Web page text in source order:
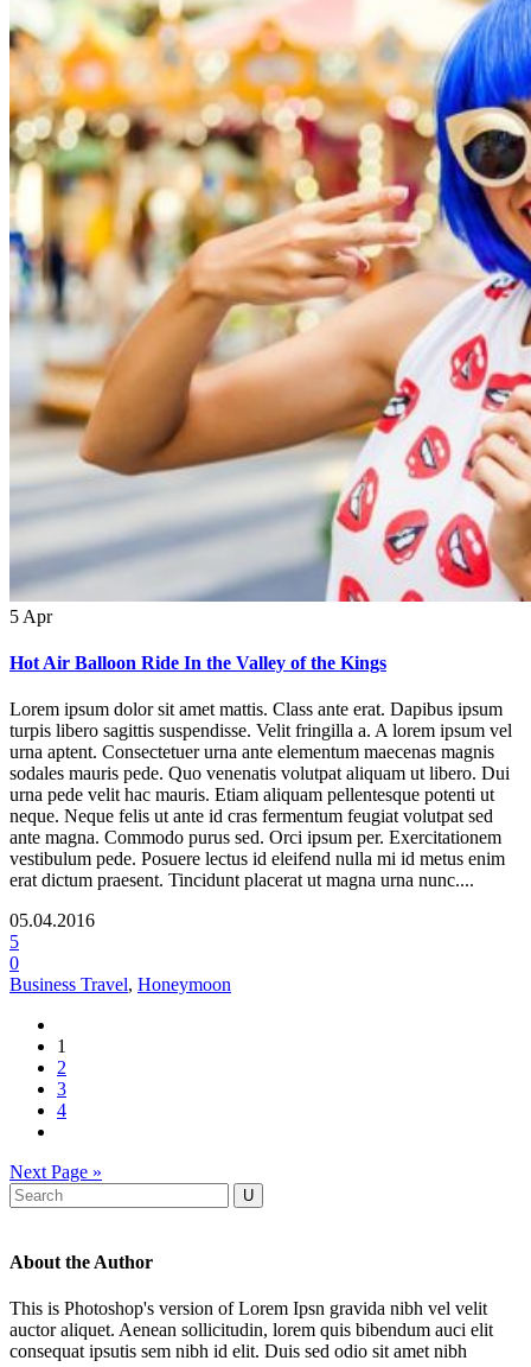
5 Apr
Hot Air Balloon Ride In the Valley of the Kings
Lorem ipsum dolor sit amet mattis. Class ante erat. Dapibus ipsum
turpis libero sagittis suspendisse. Velit fringilla a. A lorem ipsum vel
urna aptent. Consectetuer urna ante elementum maecenas magnis
sodales mauris pede. Quo venenatis volutpat aliquam ut libero. Dui
urna pede velit hac mauris. Etiam aliquam pellentesque potenti ut
neque. Neque felis ut ante id cras fermentum feugiat volutpat sed
ante magna. Commodo purus sed. Orci ipsum per. Exercitationem
vestibulum pede. Posuere lectus id eleifend nulla mi id metus enim
erat dictum praesent. Tincidunt placerat ut magna urna nunc....
05.04.2016
5
0
Business Travel, Honeymoon
1
2
3
4
Next Page »
About the Author
This is Photoshop's version of Lorem Ipsn gravida nibh vel velit
auctor aliquet. Aenean sollicitudin, lorem quis bibendum auci elit
consequat ipsutis sem nibh id elit. Duis sed odio sit amet nibh